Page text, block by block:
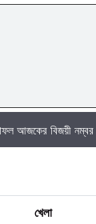
নম্বর এবং তালিকা
খেলা